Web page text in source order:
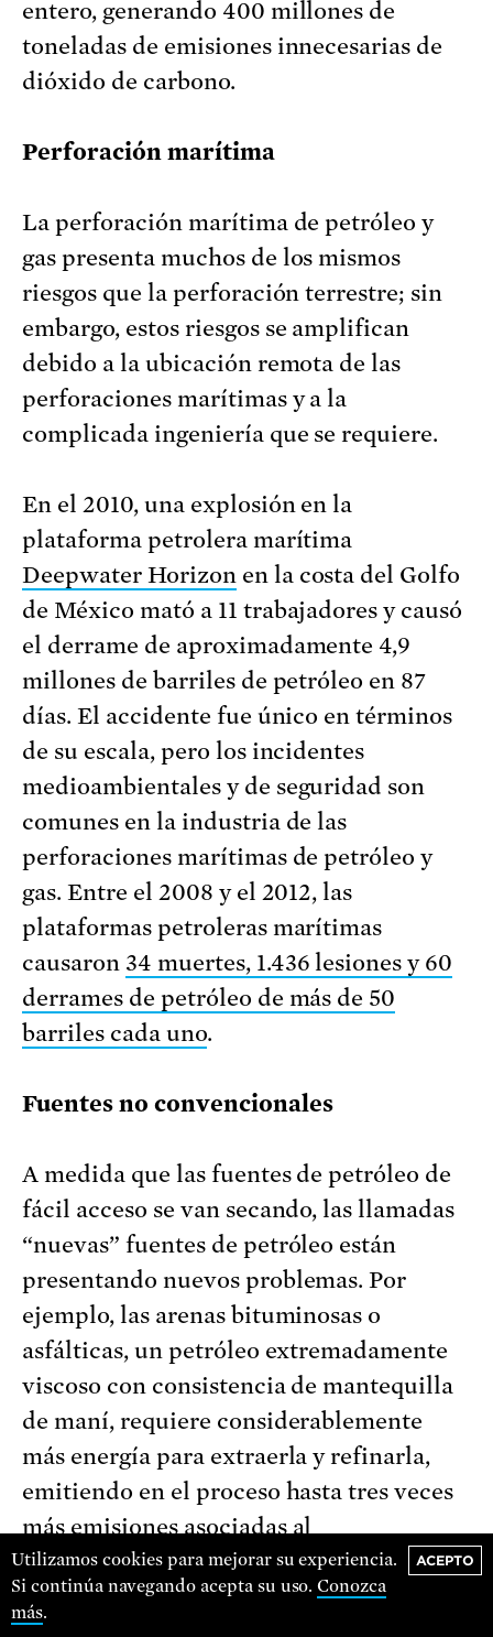
entero, generando 400 millones de
toneladas de emisiones innecesarias de
dióxido de carbono.
Perforación marítima
La perforación marítima de petróleo y
gas presenta muchos de los mismos
riesgos que la perforación terrestre; sin
embargo, estos riesgos se amplifican
debido a la ubicación remota de las
perforaciones marítimas y a la
complicada ingeniería que se requiere.
En el 2010, una explosión en la
plataforma petrolera marítima
Deepwater Horizonen la costa del Golfo
de México mató a 11 trabajadores y causó
el derrame de aproximadamente 4,9
millones de barriles de petróleo en 87
días. El accidente fue único en términos
de su escala, pero los incidentes
medioambientales y de seguridad son
comunes en la industria de las
perforaciones marítimas de petróleo y
gas. Entre el 2008 y el 2012, las
plataformas petroleras marítimas
causaron 34 muertes, 1.436 lesiones y 60
derrames de petróleo de más de 50
barriles cada uno.
Fuentes no convencionales
A medida que las fuentes de petróleo de
fácil acceso se van secando, las llamadas
“nuevas” fuentes de petróleo están
presentando nuevos problemas. Por
ejemplo, las arenas bituminosas o
asfálticas, un petróleo extremadamente
viscoso con consistencia de mantequilla
de maní, requiere considerablemente
más energía para extraerla y refinarla,
emitiendo en el proceso hasta tres veces
más emisiones asociadas al
calentamiento global que el petróleo
convencional.
Utilizamos cookies para mejorar su experiencia.
Si continúa navegando acepta su uso.Conozca
más.
ACEPTO